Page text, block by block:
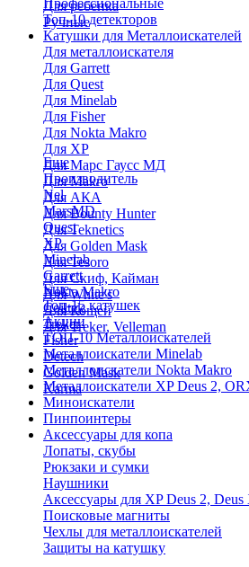
Для ребенка
Ручные
Профессиональные
Топ-10 детекторов
Катушки для Металлоискателей
Для металлоискателя
Для Garrett
Для Quest
Для Minelab
Для Fisher
Для Nokta Makro
Для XP
Для Марс Гаусс МД
Для Makro
Для АКА
Для Bounty Hunter
Для Teknetics
Для Golden Mask
Для Tesoro
Для Скиф, Кайман
Для White's
Для Кощей
Для Treker, Velleman
Еще
Производитель
Nel
MarsMD
Quest
XP
Minelab
Garrett
Nokta Makro
Coiltek
Treker
Fisher
Detech
Golden Mask
Karma
Еще
Топ-15 катушек
Акции
ТОП-10 Металлоискателей
Металлоискатели Minelab
Металлоискатели Nokta Makro
Металлоискатели XP Deus 2,
Миноискатели
Пинпоинтеры
Аксессуары для копа
Лопаты, скубы
Рюкзаки и сумки
Наушники
Аксессуары для XP Deus 2,
Поисковые магниты
Чехлы для металлоискателей
Защиты на катушку